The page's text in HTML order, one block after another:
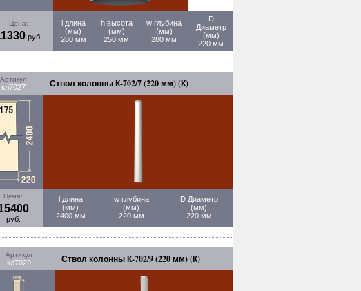
Цена:
руб.
l длина
(мм)
280 мм
h высота
(мм)
250 мм
w глубина
(мм)
280 мм
D
Диаметр
(мм)
220 мм
Артикул
кл7027 Ствол колонны К-702/7 (220 мм) (К)
Цена:
руб.
l длина
(мм)
2400 мм
w глубина
(мм)
220 мм
D Диаметр
(мм)
220 мм
Артикул
кл7029 Ствол колонны К-702/9 (220 мм) (К)